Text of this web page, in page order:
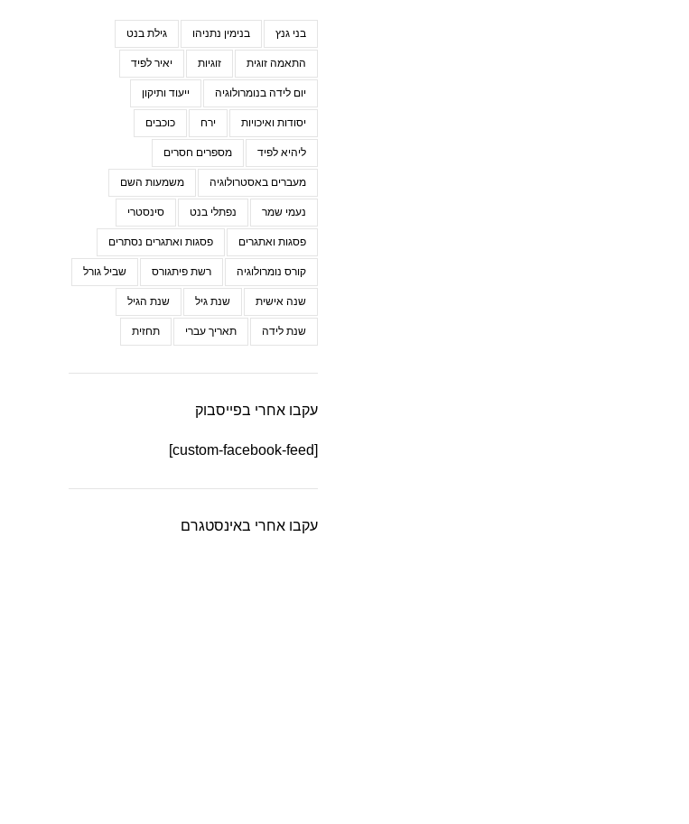
בני גנץ בנימין נתניהו גילת בנט
התאמה זוגית זוגיות יאיר לפיד
יום לידה בנומרולוגיה ייעוד ותיקון
יסודות ואיכויות ירח כוכבים
ליהיא לפיד מספרים חסרים
מעברים באסטרולוגיה משמעות השם
נעמי שמר נפתלי בנט סינסטרי
פסגות ואתגרים פסגות ואתגרים נסתרים
קורס נומרולוגיה רשת פיתגורס שביל גורל
שנה אישית שנת גיל שנת הגיל
שנת לידה תאריך עברי תחזית
עקבו אחרי בפייסבוק
[custom-facebook-feed]
עקבו אחרי באינסטגרם